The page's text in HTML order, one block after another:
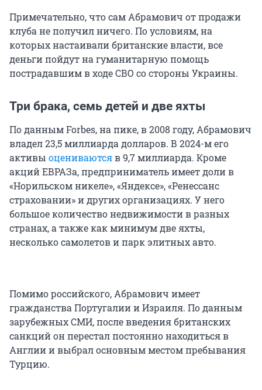
Примечательно, что сам Абрамович от продажи
клуба не получил ничего. По условиям, на
которых настаивали британские власти, все
деньги пойдут на гуманитарную помощь
пострадавшим в ходе СВО со стороны Украины.
Три брака, семь детей и две яхты
По данным Forbes, на пике, в 2008 году, Абрамович
владел 23,5 миллиарда долларов. В 2024-м его
активы оцениваютсяв 9,7 миллиарда. Кроме
акций ЕВРАЗа, предприниматель имеет доли в
«Норильском никеле», «Яндексе», «Ренессанс
страховании» и других организациях. У него
большое количество недвижимости в разных
странах, а также как минимум две яхты,
несколько самолетов и парк элитных авто.
Помимо российского, Абрамович имеет
гражданства Португалии и Израиля. По данным
зарубежных СМИ, после введения британских
санкций он перестал постоянно находиться в
Англии и выбрал основным местом пребывания
Турцию.